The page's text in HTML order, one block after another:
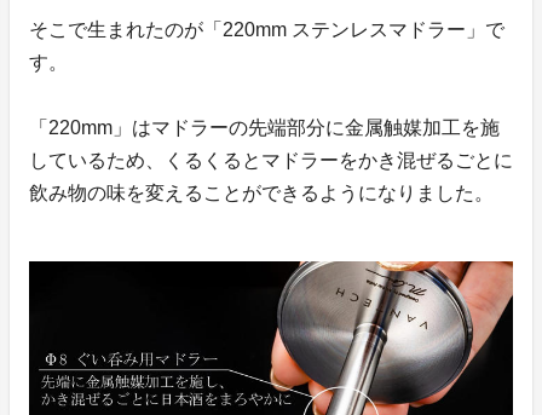
そこで生まれたのが「220mm ステンレスマドラー」で
す。
「220mm」はマドラーの先端部分に金属触媒加工を施
しているため、くるくるとマドラーをかき混ぜるごとに
飲み物の味を変えることができるようになりました。